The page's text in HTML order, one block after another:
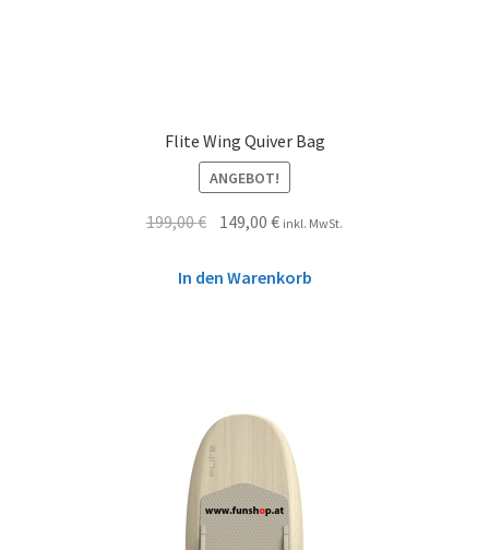
Flite Wing Quiver Bag
ANGEBOT!
199,00€ 149,00€ inkl. MwSt.
In den Warenkorb